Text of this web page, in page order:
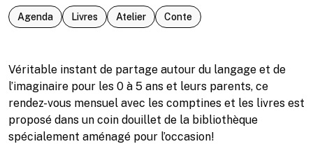
Agenda Livres Atelier Conte
Véritable instant de partage autour du langage et de
l’imaginaire pour les 0 à 5 ans et leurs parents, ce
rendez-vous mensuel avec les comptines et les livres est
proposé dans un coin douillet de la bibliothèque
spécialement aménagé pour l’occasion!